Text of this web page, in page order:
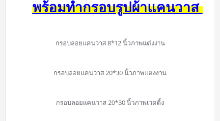
พร้อมทำกรอบรูปผ้าแคนวาส
กรอบลอยแคนวาส 8*12 นิ้วภาพแต่งงาน
กรอบลอยแคนวาส 20*30 นิ้วภาพแต่งงาน
กรอบลอยแคนวาส 20*30 นิ้วภาพเวดดิ้ง